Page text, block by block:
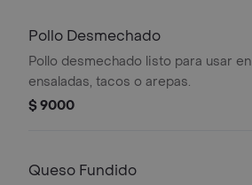
Pollo Desmechado
Pollo desmechado listo para usar en
ensaladas, tacos o arepas.
$ 9000
Queso Fundido